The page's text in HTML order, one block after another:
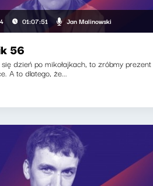
01:07:51 Jan Malinowski
56
się dzień po mikołajkach, to zróbmy prezent
A to dlatego, że...